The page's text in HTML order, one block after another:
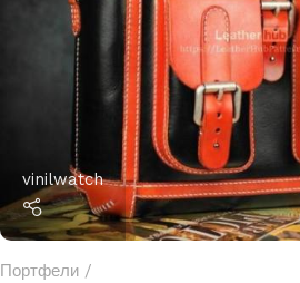
vinilwatch
Портфели